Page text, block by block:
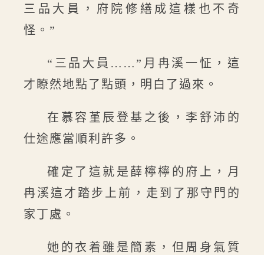
三品大員，府院修繕成這樣也不奇
怪。”
“三品大員……”月冉溪一怔，這
才瞭然地點了點頭，明白了過來。
在慕容堇辰登基之後，李舒沛的
仕途應當順利許多。
確定了這就是薛檸檸的府上，月
冉溪這才踏步上前，走到了那守門的
家丁處。
她的衣着雖是簡素，但周身氣質